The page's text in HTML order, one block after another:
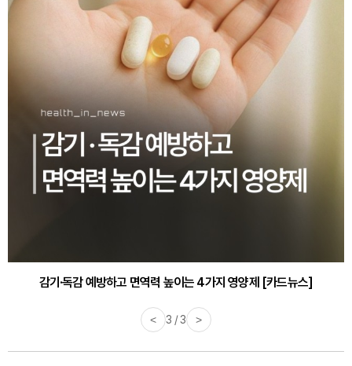
감기·독감 예방하고 면역력 높이는 4가지 영양제 [카드뉴스]
< 3 / 3 >